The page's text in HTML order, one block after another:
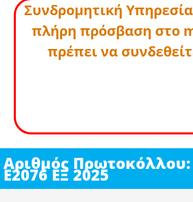
Συνδρομητική
πλήρη πρόσβαση στο
πρέπει να
Αριθμός
Ε2076 ΕΞ 2025